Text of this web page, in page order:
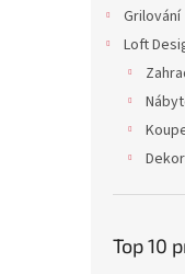
Grilování
Loft
Top 10